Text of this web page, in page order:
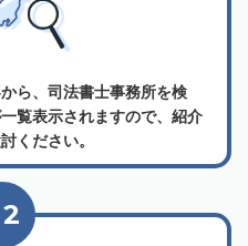
ら、司法書士事務所を検
覧表示されますので、紹介
ください。